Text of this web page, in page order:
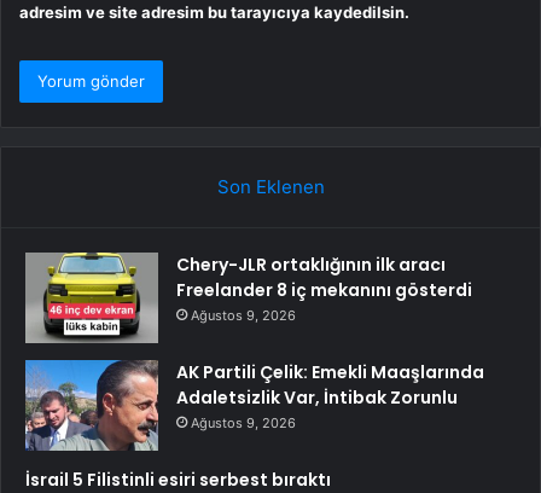
adresim ve site adresim bu tarayıcıya kaydedilsin.
Son Eklenen
Chery-JLR ortaklığının ilk aracı
Freelander 8 iç mekanını gösterdi
Ağustos 9, 2026
AK Partili Çelik: Emekli Maaşlarında
Adaletsizlik Var, İntibak Zorunlu
Ağustos 9, 2026
İsrail 5 Filistinli esiri serbest bıraktı